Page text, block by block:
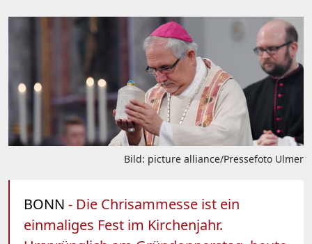
Bild: picture alliance/Pressefoto Ulmer
BONN - Die Chrisammesse ist ein
einmaliges Fest im Kirchenjahr.